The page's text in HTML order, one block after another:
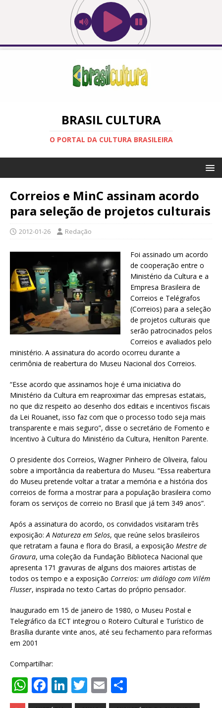
BRASIL CULTURA
O PORTAL DA CULTURA BRASILEIRA
Correios e MinC assinam acordo
para seleção de projetos culturais
2012-01-26 Redação
Foi assinado um acordo
de cooperação entre o
Ministério da Cultura e a
Empresa Brasileira de
Correios e Telégrafos
(Correios) para a seleção
de projetos culturais que
serão patrocinados pelos
Correios e avaliados pelo
ministério. A assinatura do acordo ocorreu durante a
cerimônia de reabertura do Museu Nacional dos Correios.
“Esse acordo que assinamos hoje é uma iniciativa do
Ministério da Cultura em reaproximar das empresas estatais,
no que diz respeito ao desenho dos editais e incentivos fiscais
da Lei Rouanet, isso faz com que o processo todo seja mais
transparente e mais seguro”, disse o secretário de Fomento e
Incentivo à Cultura do Ministério da Cultura, Henilton Parente.
O presidente dos Correios, Wagner Pinheiro de Oliveira, falou
sobre a importância da reabertura do Museu. “Essa reabertura
do Museu pretende voltar a tratar a memória e a história dos
correios de forma a mostrar para a população brasileira como
foram os serviços de correio no Brasil que já tem 349 anos”.
Após a assinatura do acordo, os convidados visitaram três
exposição: A Natureza em Selos, que reúne selos brasileiros
que retratam a fauna e flora do Brasil, a exposição Mestre de
Gravura, uma coleção da Fundação Biblioteca Nacional que
apresenta 171 gravuras de alguns dos maiores artistas de
todos os tempo e a exposição Correios: um diálogo com Vilém
Flusser, inspirada no texto Cartas do próprio pensador.
Inaugurado em 15 de janeiro de 1980, o Museu Postal e
Telegráfico da ECT integrou o Roteiro Cultural e Turístico de
Brasília durante vinte anos, até seu fechamento para reformas
em 2001
Compartilhar:
W
h
F
a
Li
n
T
w
E
m h